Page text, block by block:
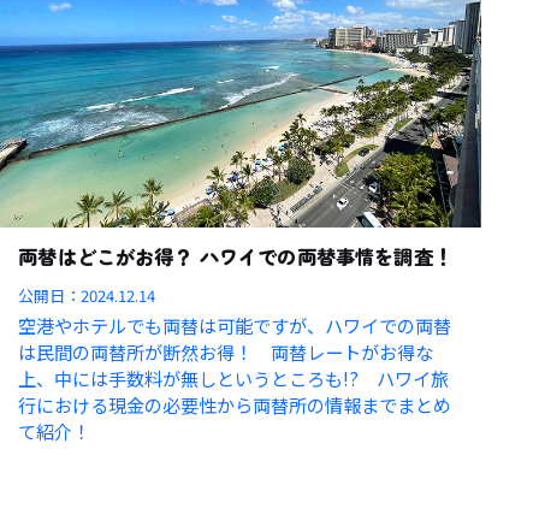
両替はどこがお得？ ハワイでの両替事情を調査！
公開日：2024.12.14
空港やホテルでも両替は可能ですが、ハワイでの両替
は民間の両替所が断然お得！ 両替レートがお得な
上、中には手数料が無しというところも!? ハワイ旅
行における現金の必要性から両替所の情報までまとめ
て紹介！